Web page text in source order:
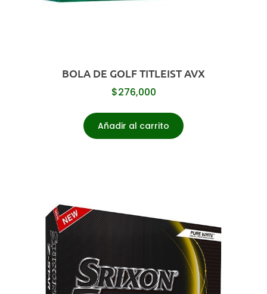
BOLA DE GOLF TITLEIST AVX
$276,000
Añadir al carrito